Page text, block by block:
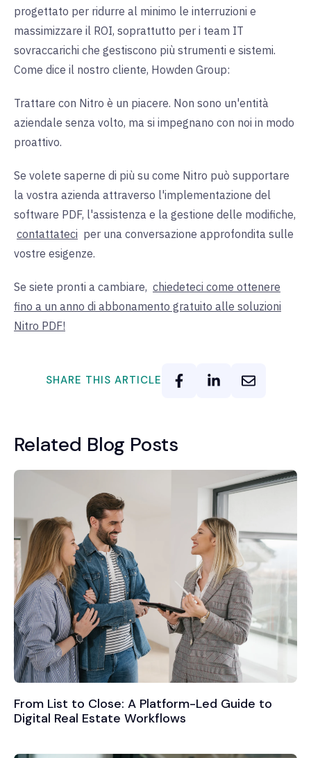
progettato per ridurre al minimo le interruzioni e
massimizzare il ROI, soprattutto per i team IT
sovraccarichi che gestiscono più strumenti e sistemi.
Come dice il nostro cliente, Howden Group:
Trattare con Nitro è un piacere. Non sono un'entità
aziendale senza volto, ma si impegnano con noi in modo
proattivo.
Se volete saperne di più su come Nitro può supportare
la vostra azienda attraverso l'implementazione del
software PDF, l'assistenza e la gestione delle modifiche,
contattateci per una conversazione approfondita sulle
vostre esigenze.
Se siete pronti a cambiare, chiedeteci come ottenere
fino a un anno di abbonamento gratuito alle soluzioni
Nitro PDF!
SHARE THIS ARTICLE
Related Blog Posts
From List to Close: A Platform-Led Guide to
Digital Real Estate Workflows